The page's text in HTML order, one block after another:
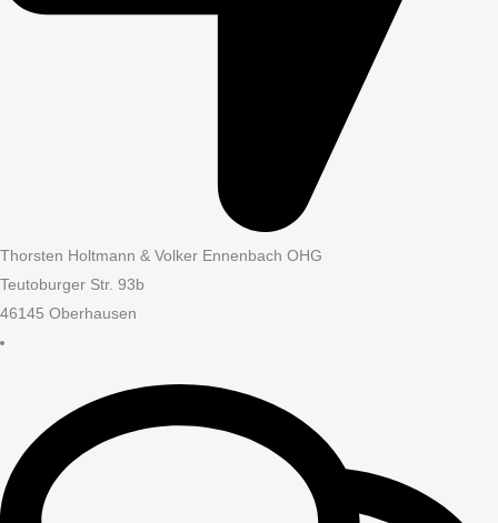
Thorsten Holtmann & Volker Ennenbach OHG
Teutoburger Str. 93b
46145 Oberhausen